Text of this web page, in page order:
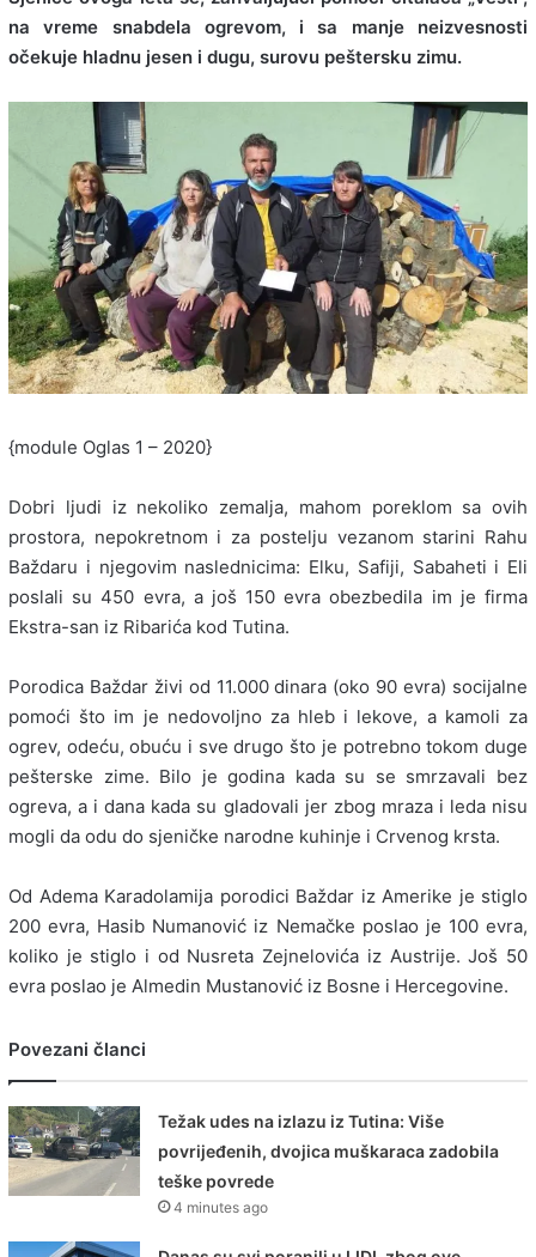
na vreme snabdela ogrevom, i sa manje neizvesnosti
očekuje hladnu jesen i dugu, surovu peštersku zimu.
{module Oglas 1 – 2020}
Dobri ljudi iz nekoliko zemalja, mahom poreklom sa ovih
prostora, nepokretnom i za postelju vezanom starini Rahu
Baždaru i njegovim naslednicima: Elku, Safiji, Sabaheti i Eli
poslali su 450 evra, a još 150 evra obezbedila im je firma
Ekstra-san iz Ribarića kod Tutina.
Porodica Baždar živi od 11.000 dinara (oko 90 evra) socijalne
pomoći što im je nedovoljno za hleb i lekove, a kamoli za
ogrev, odeću, obuću i sve drugo što je potrebno tokom duge
pešterske zime. Bilo je godina kada su se smrzavali bez
ogreva, a i dana kada su gladovali jer zbog mraza i leda nisu
mogli da odu do sjeničke narodne kuhinje i Crvenog krsta.
Od Adema Karadolamija porodici Baždar iz Amerike je stiglo
200 evra, Hasib Numanović iz Nemačke poslao je 100 evra,
koliko je stiglo i od Nusreta Zejnelovića iz Austrije. Još 50
evra poslao je Almedin Mustanović iz Bosne i Hercegovine.
Povezani članci
Težak udes na izlazu iz Tutina: Više
povrijeđenih, dvojica muškaraca zadobila
teške povrede
4 minutes ago